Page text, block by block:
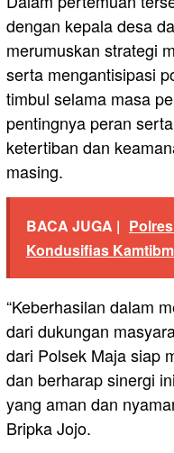
dengan kepala desa
merumuskan strategi
serta mengantisipasi
timbul selama masa
pentingnya peran
ketertiban dan
masing.
BACA JUGA |
Kondusifias
“Keberhasilan dalam
dari dukungan
dari Polsek Maja siap
dan berharap sinergi
yang aman dan
Bripka Jojo.